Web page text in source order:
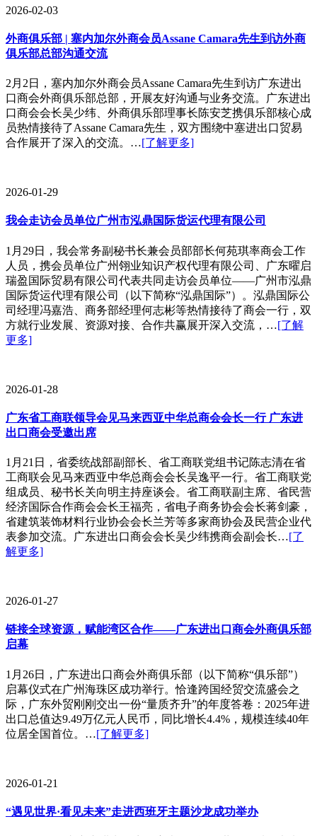
2026-02-03
外商俱乐部 | 塞内加尔外商会员Assane Camara先生到访外商
俱乐部总部沟通交流
2月2日，塞内加尔外商会员Assane Camara先生到访广东进出
口商会外商俱乐部总部，开展友好沟通与业务交流。广东进出
口商会会长吴少纬、外商俱乐部理事长陈安芝携俱乐部核心成
员热情接待了Assane Camara先生，双方围绕中塞进出口贸易
合作展开了深入的交流。…[了解更多]
2026-01-29
我会走访会员单位广州市泓鼎国际货运代理有限公司
1月29日，我会常务副秘书长兼会员部部长何苑琪率商会工作
人员，携会员单位广州翎业知识产权代理有限公司、广东曜启
瑞盈国际贸易有限公司代表共同走访会员单位——广州市泓鼎
国际货运代理有限公司（以下简称“泓鼎国际”）。泓鼎国际公
司经理冯嘉浩、商务部经理何志彬等热情接待了商会一行，双
方就行业发展、资源对接、合作共赢展开深入交流，…[了解
更多]
2026-01-28
广东省工商联领导会见马来西亚中华总商会会长一行 广东进
出口商会受邀出席
1月21日，省委统战部副部长、省工商联党组书记陈志清在省
工商联会见马来西亚中华总商会会长吴逸平一行。省工商联党
组成员、秘书长关向明主持座谈会。省工商联副主席、省民营
经济国际合作商会会长王福亮，省电子商务协会会长蒋剑豪，
省建筑装饰材料行业协会会长兰芳等多家商协会及民营企业代
表参加交流。广东进出口商会会长吴少纬携商会副会长…[了
解更多]
2026-01-27
链接全球资源，赋能湾区合作——广东进出口商会外商俱乐部
启幕
1月26日，广东进出口商会外商俱乐部（以下简称“俱乐部”）
启幕仪式在广州海珠区成功举行。恰逢跨国经贸交流盛会之
际，广东外贸刚刚交出一份“量质齐升”的年度答卷：2025年进
出口总值达9.49万亿元人民币，同比增长4.4%，规模连续40年
位居全国首位。…[了解更多]
2026-01-21
“遇见世界·看见未来”走进西班牙主题沙龙成功举办